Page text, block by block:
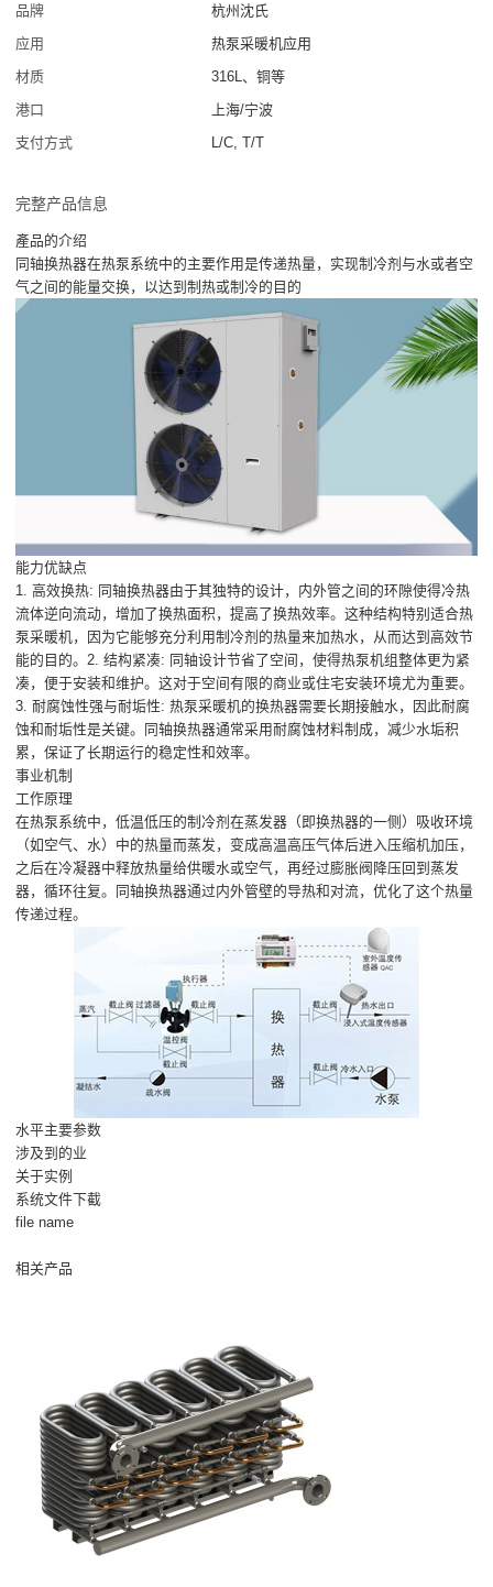
品牌
杭州沈氏
应用
热泵采暖机应用
材质
316L、铜等
港口
上海/宁波
支付方式
L/C, T/T
完整产品信息
產品的介绍
同轴换热器在热泵系统中的主要作用是传递热量，实现制冷剂与水或者空
气之间的能量交换，以达到制热或制冷的目的
能力优缺点
1. 高效换热: 同轴换热器由于其独特的设计，内外管之间的环隙使得冷热
流体逆向流动，增加了换热面积，提高了换热效率。这种结构特别适合热
泵采暖机，因为它能够充分利用制冷剂的热量来加热水，从而达到高效节
能的目的。2. 结构紧凑: 同轴设计节省了空间，使得热泵机组整体更为紧
凑，便于安装和维护。这对于空间有限的商业或住宅安装环境尤为重要。
3. 耐腐蚀性强与耐垢性: 热泵采暖机的换热器需要长期接触水，因此耐腐
蚀和耐垢性是关键。同轴换热器通常采用耐腐蚀材料制成，减少水垢积
累，保证了长期运行的稳定性和效率。
事业机制
工作原理
在热泵系统中，低温低压的制冷剂在蒸发器（即换热器的一侧）吸收环境
（如空气、水）中的热量而蒸发，变成高温高压气体后进入压缩机加压，
之后在冷凝器中释放热量给供暖水或空气，再经过膨胀阀降压回到蒸发
器，循环往复。同轴换热器通过内外管壁的导热和对流，优化了这个热量
传递过程。
水平主要参数
涉及到的业
关于实例
系统文件下截
file name
相关产品